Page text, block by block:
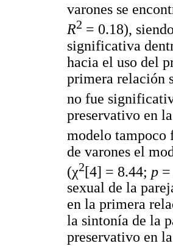
varones se
R2 = 0.18),
significativa
hacia el uso del
primera relación
no fue
preservativo en
modelo
de varones el
(χ2[4] = 8.44; p =
sexual de la
en la primera
la sintonía de la
preservativo en